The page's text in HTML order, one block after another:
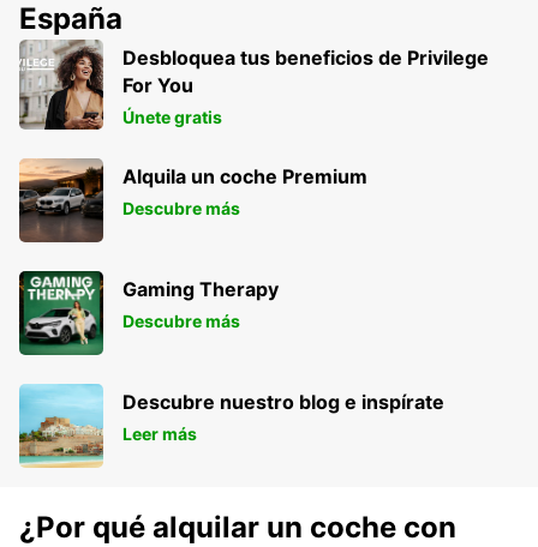
España
Desbloquea tus beneficios de Privilege
For You
Únete gratis
Alquila un coche Premium
Descubre más
Gaming Therapy
Descubre más
Descubre nuestro blog e inspírate
Leer más
¿Por qué alquilar un coche con